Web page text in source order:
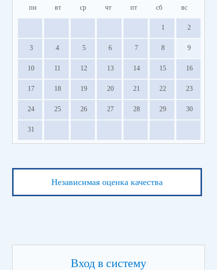
пн вт ср чт пт сб вс
1 2
3 4 5 6 7 8 9
10 11 12 13 14 15 16
17 18 19 20 21 22 23
24 25 26 27 28 29 30
31
Независимая оценка качества
Вход в систему